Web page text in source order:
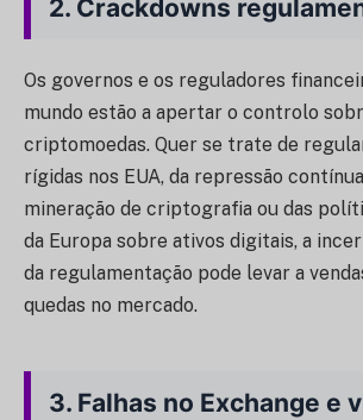
2. Crackdowns
Os governos e os reguladores
mundo estão a apertar o controlo
criptomoedas. Quer se trate de
rígidas nos EUA, da repressão
mineração de criptografia ou das
da Europa sobre ativos digitais, a
da regulamentação pode levar a
quedas no mercado.
3. Falhas no Exchange e